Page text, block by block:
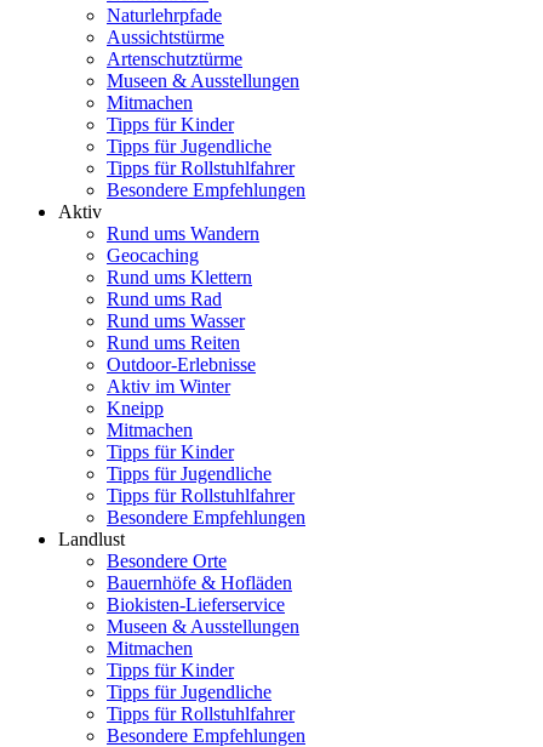
Naturlehrpfade
Aussichtstürme
Artenschutztürme
Museen & Ausstellungen
Mitmachen
Tipps für Kinder
Tipps für Jugendliche
Tipps für Rollstuhlfahrer
Besondere Empfehlungen
Aktiv
Rund ums Wandern
Geocaching
Rund ums Klettern
Rund ums Rad
Rund ums Wasser
Rund ums Reiten
Outdoor-Erlebnisse
Aktiv im Winter
Kneipp
Mitmachen
Tipps für Kinder
Tipps für Jugendliche
Tipps für Rollstuhlfahrer
Besondere Empfehlungen
Landlust
Besondere Orte
Bauernhöfe & Hofläden
Biokisten-Lieferservice
Museen & Ausstellungen
Mitmachen
Tipps für Kinder
Tipps für Jugendliche
Tipps für Rollstuhlfahrer
Besondere Empfehlungen